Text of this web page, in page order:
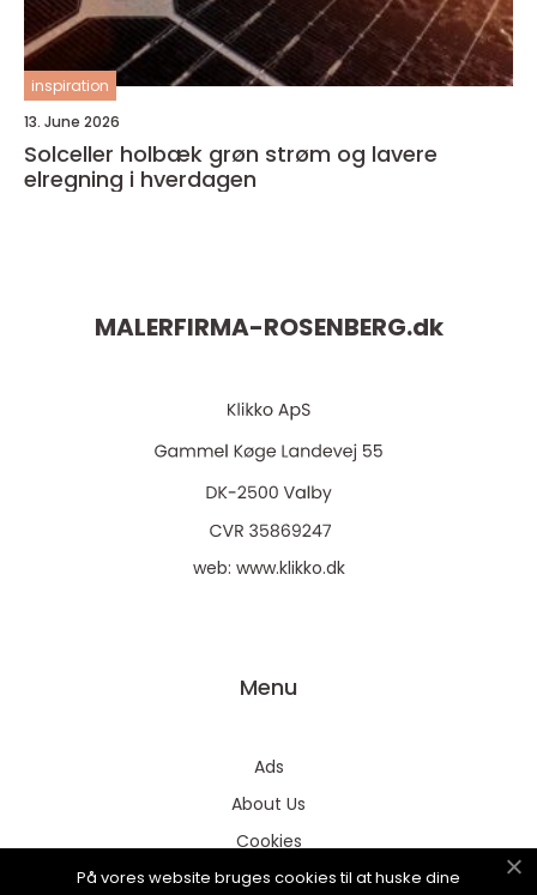
inspiration
13. June 2026
Solceller holbæk grøn strøm og lavere
elregning i hverdagen
MALERFIRMA-ROSENBERG.dk
web: www.klikko.dk
Menu
Ads
About Us
Cookies
Contact
På vores website bruges cookies til at huske dine